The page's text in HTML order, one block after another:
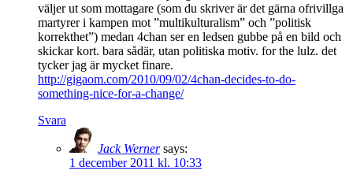
väljer ut som mottagare (som du skriver är det gärna ofrivillga
martyrer i kampen mot ”multikulturalism” och ”politisk
korrekthet”) medan 4chan ser en ledsen gubbe på en bild och
skickar kort. bara sådär, utan politiska motiv. for the lulz. det
tycker jag är mycket finare.
http://gigaom.com/2010/09/02/4chan-decides-to-do-
something-nice-for-a-change/
Svara
Jack Werner says:
1 december 2011 kl. 10:33